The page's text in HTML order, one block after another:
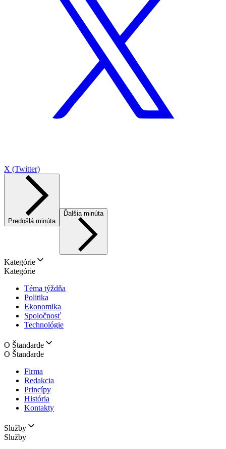
X (Twitter)
Predošlá minúta
Ďalšia minúta
Kategórie
Kategórie
Téma týždňa
Politika
Ekonomika
Spoločnosť
Technológie
O Štandarde
O Štandarde
Firma
Redakcia
Princípy
História
Kontakty
Služby
Služby